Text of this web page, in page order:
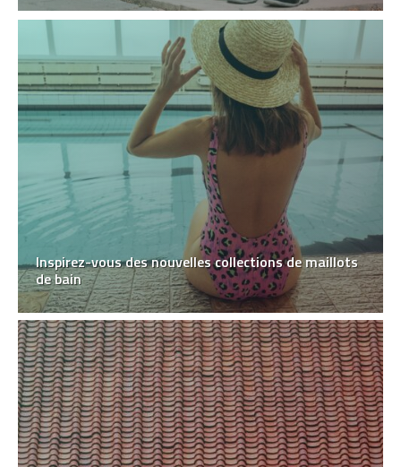
Inspirez-vous des nouvelles collections de maillots
de bain